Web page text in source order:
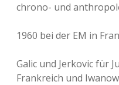
chrono- und
1960 bei der EM in
Galic und Jerkovic für
Frankreich und